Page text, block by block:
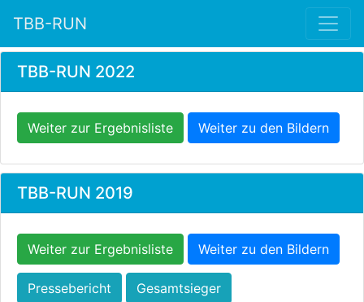
TBB-RUN
TBB-RUN 2022
Weiter zur Ergebnisliste Weiter zu den Bildern
TBB-RUN 2019
Weiter zur Ergebnisliste Weiter zu den Bildern
Pressebericht Gesamtsieger